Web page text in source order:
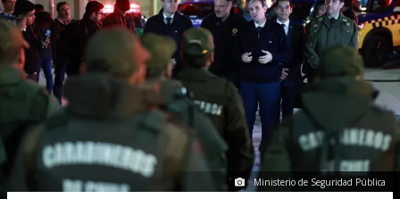
Ministerio de Seguridad Pública